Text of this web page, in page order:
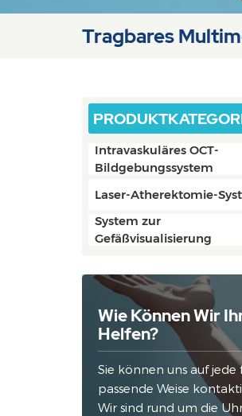
Tragbares
Intravaskuläres OCT-
Bildgebungssystem
Laser-Atherektomie-
System zur
Gefäßvisualisierung
Wie Können Wir
Helfen?
Sie können uns auf jede
passende Weise
Wir sind rund um die